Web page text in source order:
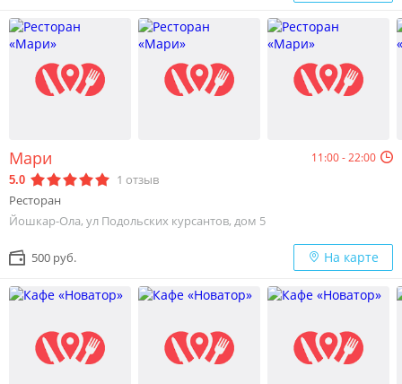
Мари 11:00 - 22:00
5.0 1 отзыв
Ресторан
Йошкар-Ола, ул Подольских курсантов, дом 5
500 руб. На карте